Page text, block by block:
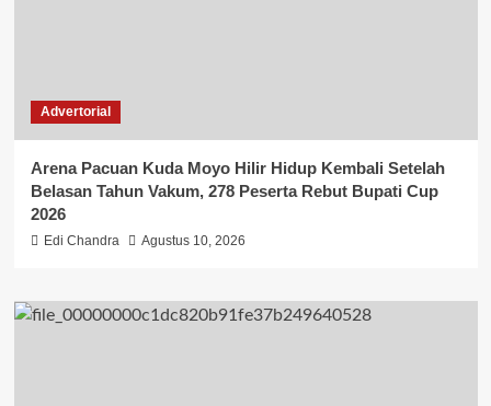
Advertorial
Arena Pacuan Kuda Moyo Hilir Hidup Kembali Setelah
Belasan Tahun Vakum, 278 Peserta Rebut Bupati Cup
2026
Edi Chandra Agustus 10, 2026